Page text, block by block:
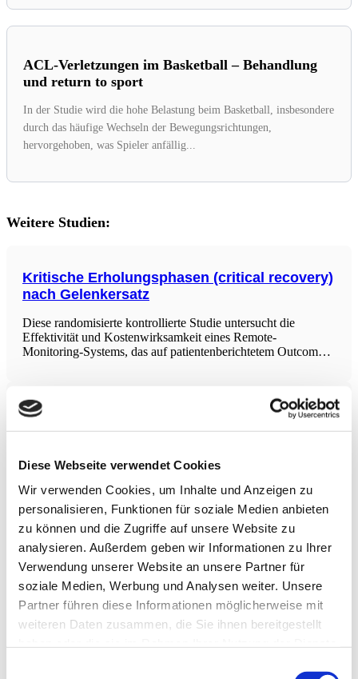
Diese Webseite verwendet Cookies
Wir verwenden Cookies, um Inhalte und Anzeigen zu
personalisieren, Funktionen für soziale Medien anbieten
zu können und die Zugriffe auf unsere Website zu
analysieren. Außerdem geben wir Informationen zu Ihrer
Verwendung unserer Website an unsere Partner für
soziale Medien, Werbung und Analysen weiter. Unsere
Partner führen diese Informationen möglicherweise mit
weiteren Daten zusammen, die Sie ihnen bereitgestellt
ACL-Verletzungen im Basketball – Behandlung
und return to sport
In der Studie wird die hohe Belastung beim Basketball, insbesondere
durch das häufige Wechseln der Bewegungsrichtungen,
hervorgehoben, was Spieler anfällig...
Weitere Studien:
Kritische Erholungsphasen (critical recovery)
nach Gelenkersatz
Diese randomisierte kontrollierte Studie untersucht die
Effektivität und Kostenwirksamkeit eines Remote-
Monitoring-Systems, das auf patientenberichtetem Outcome
System soll dabei helfen, frühzeitig auf Komplikationen
hinzuweisen und eine zeitnahe Intervention zu
MIND- und mediterrane (MEDI) Ernährung bei
Parkinson
Die Studie untersucht, ob die MIND- und mediterrane
(MEDI) Ernährung nicht nur das Risiko für Parkinson
senken, sondern auch den Verlauf bei bereits erkrankten
Personen beeinflussen. Anhand von Daten aus der
„Modifiable Variables in Parkinsonism“-Studie wurde geprüft,
wie stark Ernährungsscores
Phytotherapien bei Arthrose
Die Studie untersucht die Wirkung verschiedener pflanzlicher
Extrakte wie Boswellia serrata, Curcuma domestica und
Zingiber officinale bei der Behandlung von Arthrose. Die
Vergleiche mit Placebo und herkömmlichen Medikamenten
Verbesserungen bei Schmerzen und Funktionen durch
Magnesium L-Threonat verbessert kognitive